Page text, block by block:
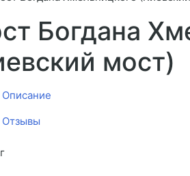
Богдана
мост)
Описание
Отзывы